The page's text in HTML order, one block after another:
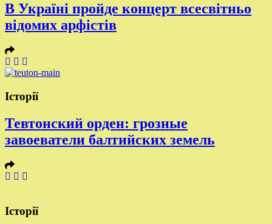
В Україні пройде концерт всесвітньо
відомих арфістів
Історії
Тевтонский орден: грозные
завоеватели балтийских земель
Історії